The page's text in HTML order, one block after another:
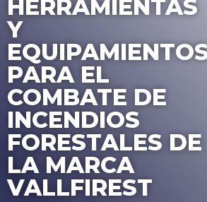
HERRAMIENTAS
Y
PARA EL
COMBATE DE
INCENDIOS
FORESTALES DE
LA MARCA
VALLFIREST